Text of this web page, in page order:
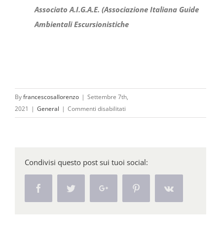
Associato A.I.G.A.E. (Associazione Italiana Guide
Ambientali Escursionistiche
Byfrancescosallorenzo | Settembre 7th,
2021 | General | Commenti disabilitati
Escursioni
Nazionale
Pollino:
programma
Condivisi questo post sui tuoi social:
Facebook Twitter Google+ Pinterest Vk